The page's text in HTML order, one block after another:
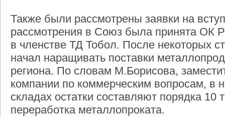
Также были рассмотрены заявки на
рассмотрения в Союз была принята ОК
в членстве ТД Тобол. После некоторых
начал наращивать поставки
региона. По словам М.Борисова,
компании по коммерческим вопросам, в
складах остатки составляют порядка 10
переработка металлопроката.